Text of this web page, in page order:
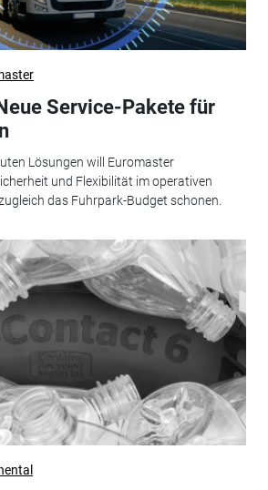
Service-Pakete für
Lösungen will Euromaster
und Flexibilität im operativen
das Fuhrpark-Budget schonen.